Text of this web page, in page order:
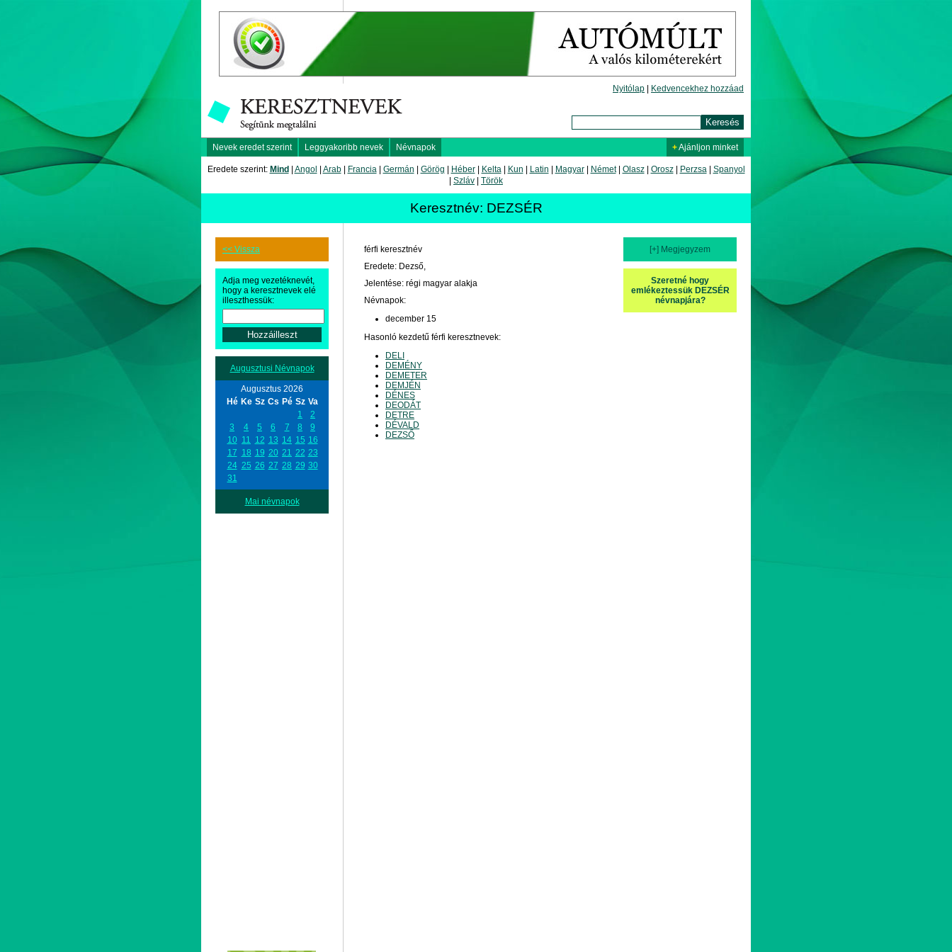
Nyitólap Kedvencekhez hozzáad
Nevek eredet szerint Leggyakoribb nevek Névnapok +Ajánljon minket
Eredete szerint: Mind Angol Arab| Francia| Germán Görög Héber| Kelta| Kun Latin Magyar| Német| Olasz| Orosz| Perzsa| Spanyol
Szláv Török
Keresztnév: DEZSÉR
<< Vissza
Adja meg vezetéknevét,
hogy a keresztnevek elé
illeszthessük:
Augusztusi Névnapok
Augusztus 2026
Hé Ke Sz Cs Pé Sz Va
1
2
3
4 5 6 7 8
9
10 11 12 13 14 15 16
17 18 19 20 21 22 23
24 25 26 27 28 29 30
31
Mai névnapok
[+] Megjegyzem
Szeretné hogy
emlékeztessük DEZSÉR
névnapjára?
férfi keresztnév
Eredete: Dezső,
Jelentése: régi magyar alakja
Névnapok:
december 15
Hasonló kezdetű férfi keresztnevek:
DELI
DEMÉNY
DEMETER
DEMJÉN
DÉNES
DEODÁT
DETRE
DÉVALD
DEZSŐ